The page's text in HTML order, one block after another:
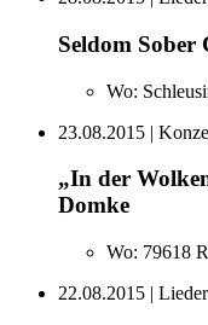
Seldom Sober
Wo:
23.08.2015 |
„In der
Domke
Wo: 79618
22.08.2015 |